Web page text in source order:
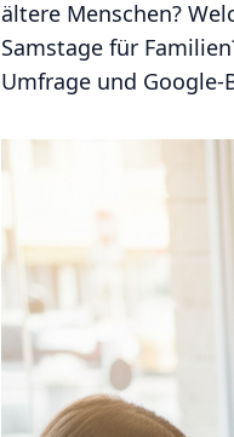
ältere Menschen?
Samstage für
Umfrage und